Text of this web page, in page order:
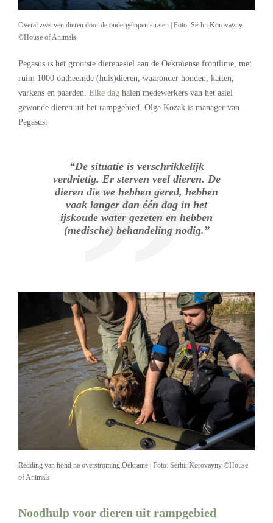
Overal zwerven dieren door de ondergelopen straten | Foto: Serhii Korovayny
©House of Animals
Pegasus is het grootste dierenasiel aan de Oekraïense frontlinie, met
ruim 1000 ontheemde (huis)dieren, waaronder honden, katten,
varkens en paarden. Elke dag halen medewerkers van het asiel
gewonde dieren uit het rampgebied. Olga Kozak is manager van
Pegasus:
“De situatie is verschrikkelijk
verdrietig. Er sterven veel dieren. De
dieren die we hebben gered, hebben
vaak langer dan één dag in het
ijskoude water gezeten en hebben
(medische) behandeling nodig.”
Redding van hond na overstroming Oekraïne | Foto: Serhii Korovayny ©House
of Animals
Noodhulp voor dieren uit rampgebied